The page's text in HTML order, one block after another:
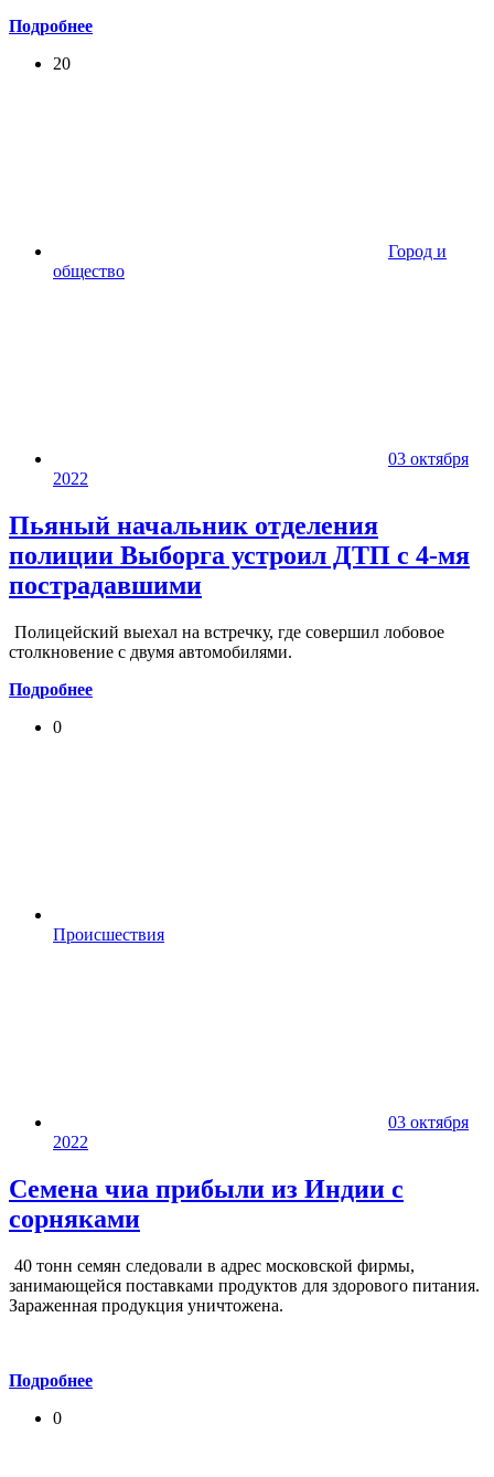
Подробнее
20
Город и
общество
03 октября
2022
Пьяный начальник отделения
полиции Выборга устроил ДТП с 4-мя
пострадавшими
Полицейский выехал на встречку, где совершил лобовое
столкновение с двумя автомобилями.
Подробнее
0
Происшествия
03 октября
2022
Семена чиа прибыли из Индии с
сорняками
40 тонн семян следовали в адрес московской фирмы,
занимающейся поставками продуктов для здорового питания.
Зараженная продукция уничтожена.
Подробнее
0